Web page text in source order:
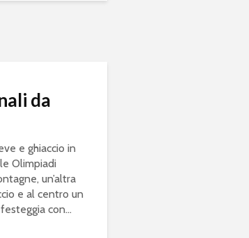
da
e ghiaccio in
Olimpiadi
un’altra
e al centro un
con...